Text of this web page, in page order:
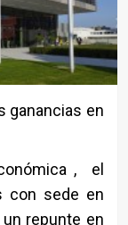
ganancias en
, el
con sede en
repunte en